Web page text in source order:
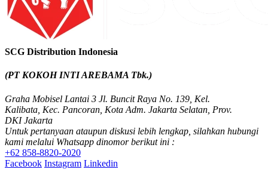
SCG Distribution Indonesia
(PT KOKOH INTI AREBAMA Tbk.)
Graha Mobisel Lantai 3 Jl. Buncit Raya No. 139, Kel.
Kalibata, Kec. Pancoran, Kota Adm. Jakarta Selatan, Prov.
DKI Jakarta
Untuk pertanyaan ataupun diskusi lebih lengkap, silahkan hubungi
kami melalui Whatsapp dinomor berikut ini :
+62 858-8820-2020
Facebook Instagram Linkedin